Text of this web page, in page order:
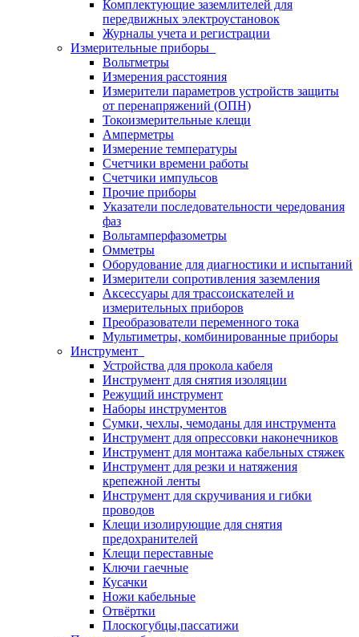
Комплектующие заземлителей для
передвижных электроустановок
Журналы учета и регистрации
Измерительные приборы
Вольтметры
Измерения расстояния
Измерители параметров устройств защиты
от перенапряжений (ОПН)
Токоизмерительные клещи
Амперметры
Измерение температуры
Счетчики времени работы
Счетчики импульсов
Прочие приборы
Указатели последовательности чередования
фаз
Вольтамперфазометры
Омметры
Оборудование для диагностики и испытаний
Измерители сопротивления заземления
Аксессуары для трассоискателей и
измерительных приборов
Преобразователи переменного тока
Мультиметры, комбинированные приборы
Инструмент
Устройства для прокола кабеля
Инструмент для снятия изоляции
Режущий инструмент
Наборы инструментов
Сумки, чехлы, чемоданы для инструмента
Инструмент для опрессовки наконечников
Инструмент для монтажа кабельных стяжек
Инструмент для резки и натяжения
крепежной ленты
Инструмент для скручивания и гибки
проводов
Клещи изолирующие для снятия
предохранителей
Клещи переставные
Ключи гаечные
Кусачки
Ножи кабельные
Отвёртки
Плоскогубцы,пассатижи